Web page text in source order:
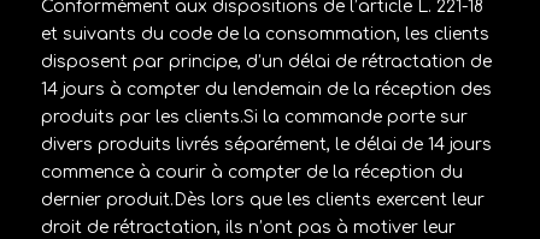
Conformément aux dispositions de l’article L. 221-18
et suivants du code de la consommation, les clients
disposent par principe, d’un délai de rétractation de
14 jours à compter du lendemain de la réception des
produits par les clients.Si la commande porte sur
divers produits livrés séparément, le délai de 14 jours
commence à courir à compter de la réception du
dernier produit.Dès lors que les clients exercent leur
droit de rétractation, ils n’ont pas à motiver leur